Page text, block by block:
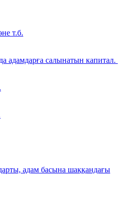
т.б.
адамдарға салынатын капитал.
адам басына шаққандағы